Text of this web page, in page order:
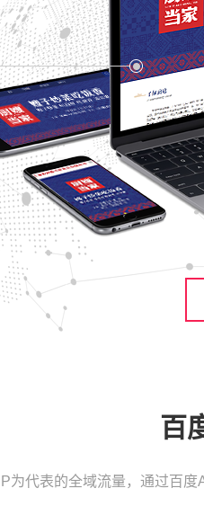
百
为代表的全域流量，通过百